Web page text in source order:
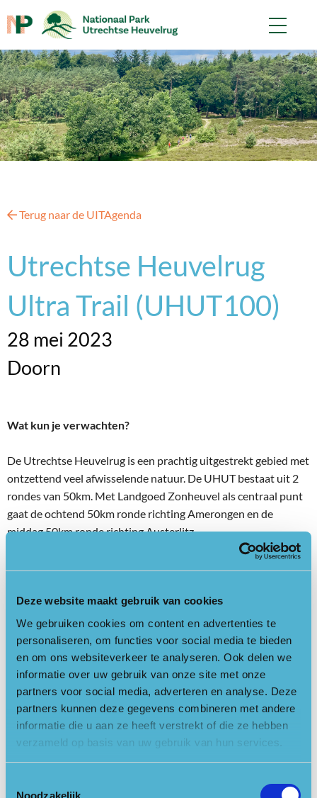
Deze website maakt gebruik van cookies
We gebruiken cookies om content en advertenties te
personaliseren, om functies voor social media te bieden
en om ons websiteverkeer te analyseren. Ook delen we
informatie over uw gebruik van onze site met onze
partners voor social media, adverteren en analyse. Deze
partners kunnen deze gegevens combineren met andere
informatie die u aan ze heeft verstrekt of die ze hebben
verzameld op basis van uw gebruik van hun services.
Noodzakelijk
Terug naar de UITAgenda
Utrechtse Heuvelrug
Ultra Trail (UHUT100)
28 mei 2023
Doorn
Wat kun je verwachten?
De Utrechtse Heuvelrug is een prachtig uitgestrekt gebied met
ontzettend veel afwisselende natuur. De UHUT bestaat uit 2
rondes van 50km. Met Landgoed Zonheuvel als centraal punt
gaat de ochtend 50km ronde richting Amerongen en de
middag 50km ronde richting Austerlitz.
50 deelnemers zich aanmelden. Een ultra-trail die je op GPX
loopt en waarbij je kunt rekenen op de verzorging die je van
ons gewend bent. Een stevige maar een unieke ULTRA die je
een keer gelopen moet hebben.
Locatie openen in Google Maps
Links